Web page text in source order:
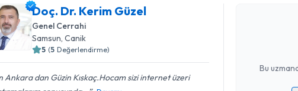
Doç. Dr. Kerim Güzel
Genel Cerrahi
Samsun , Canik
5 (5 Değerlendirme)
Ankara dan Güzin Kıskaç.Hocam sizi internet üzeri
Bu
Doç. Dr. Kerim